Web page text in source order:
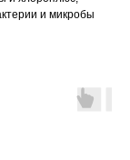
и микробы